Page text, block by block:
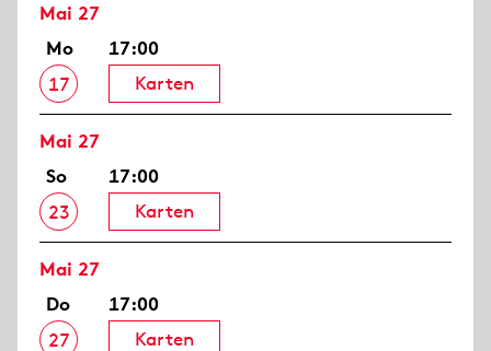
Mai 27
Mo
17
17:00
Karten
Mai 27
So
23
17:00
Karten
Mai 27
Do
27
17:00
Karten